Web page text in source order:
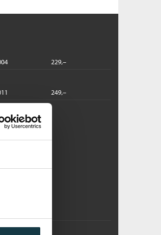
229,–
249,–